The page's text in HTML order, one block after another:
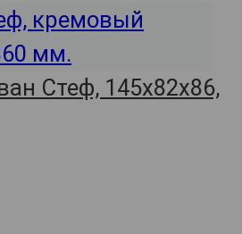
Стеф, 145х82х86,